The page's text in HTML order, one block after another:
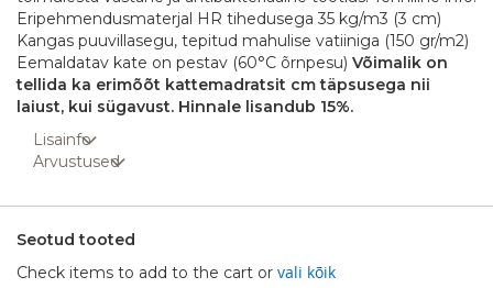
Eripehmendusmaterjal HR tihedusega 35 kg/m3 (3 cm)
Kangas puuvillasegu, tepitud mahulise vatiiniga (150 gr/m2)
Eemaldatav kate on pestav (60°C õrnpesu) Võimalik on
tellida ka erimõõt kattemadratsit cm täpsusega nii
laiust, kui sügavust. Hinnale lisandub 15%.
Lisainfo
Arvustused
Seotud tooted
Check items to add to the cart or vali kõik